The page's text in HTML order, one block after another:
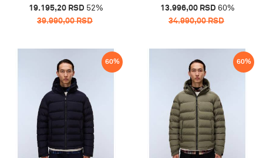
19.195,20 RSD 52%
39.990,00RSD
13.996,00 RSD 60%
34.990,00RSD
60% 60%